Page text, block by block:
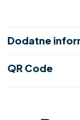
Dodatne
QR Code